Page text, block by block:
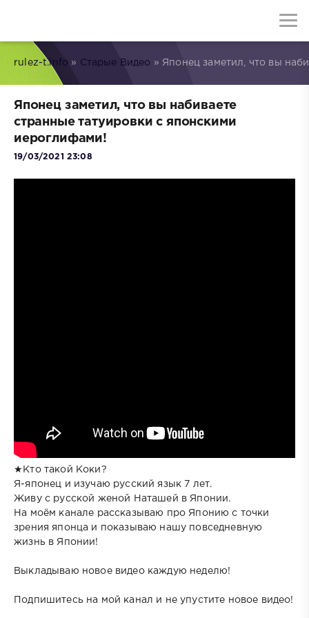
rulez-t.info » Старые Видео » Японец заметил, что вы
Японец заметил, что вы набиваете
странные татуировки с японскими
иероглифами!
19/03/2021 23:08
★Кто такой Коки?
Я-японец и изучаю русский язык 7 лет.
Живу с русской женой Наташей в Японии.
На моём канале рассказываю про Японию с точки
зрения японца и показываю нашу повседневную
жизнь в Японии!
Выкладываю новое видео каждую неделю!
Подпишитесь на мой канал и не упустите новое видео!